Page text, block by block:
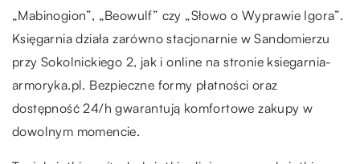
„Mabinogion”, „Beowulf” czy „Słowo o Wyprawie Igora”.
Księgarnia działa zarówno stacjonarnie w Sandomierzu
przy Sokolnickiego 2, jak i online na stronie ksiegarnia-
armoryka.pl. Bezpieczne formy płatności oraz
dostępność 24/h gwarantują komfortowe zakupy w
dowolnym momencie.